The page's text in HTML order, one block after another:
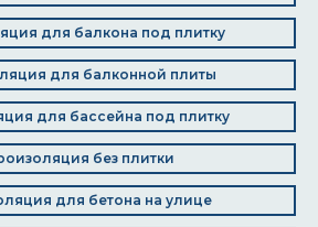
для балкона под плитку
для балконной плиты
для бассейна под плитку
без плитки
для бетона на улице